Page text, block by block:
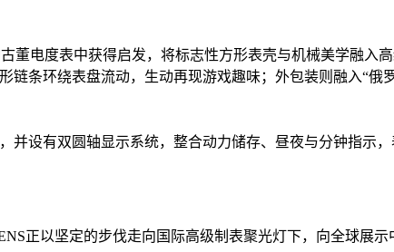
董电度表中获得启发，将标志性方形表壳与机械美学融入
条环绕表盘流动，生动再现游戏趣味；外包装则融入“俄
并设有双圆轴显示系统，整合动力储存、昼夜与分钟指示
正以坚定的步伐走向国际高级制表聚光灯下，向全球展示